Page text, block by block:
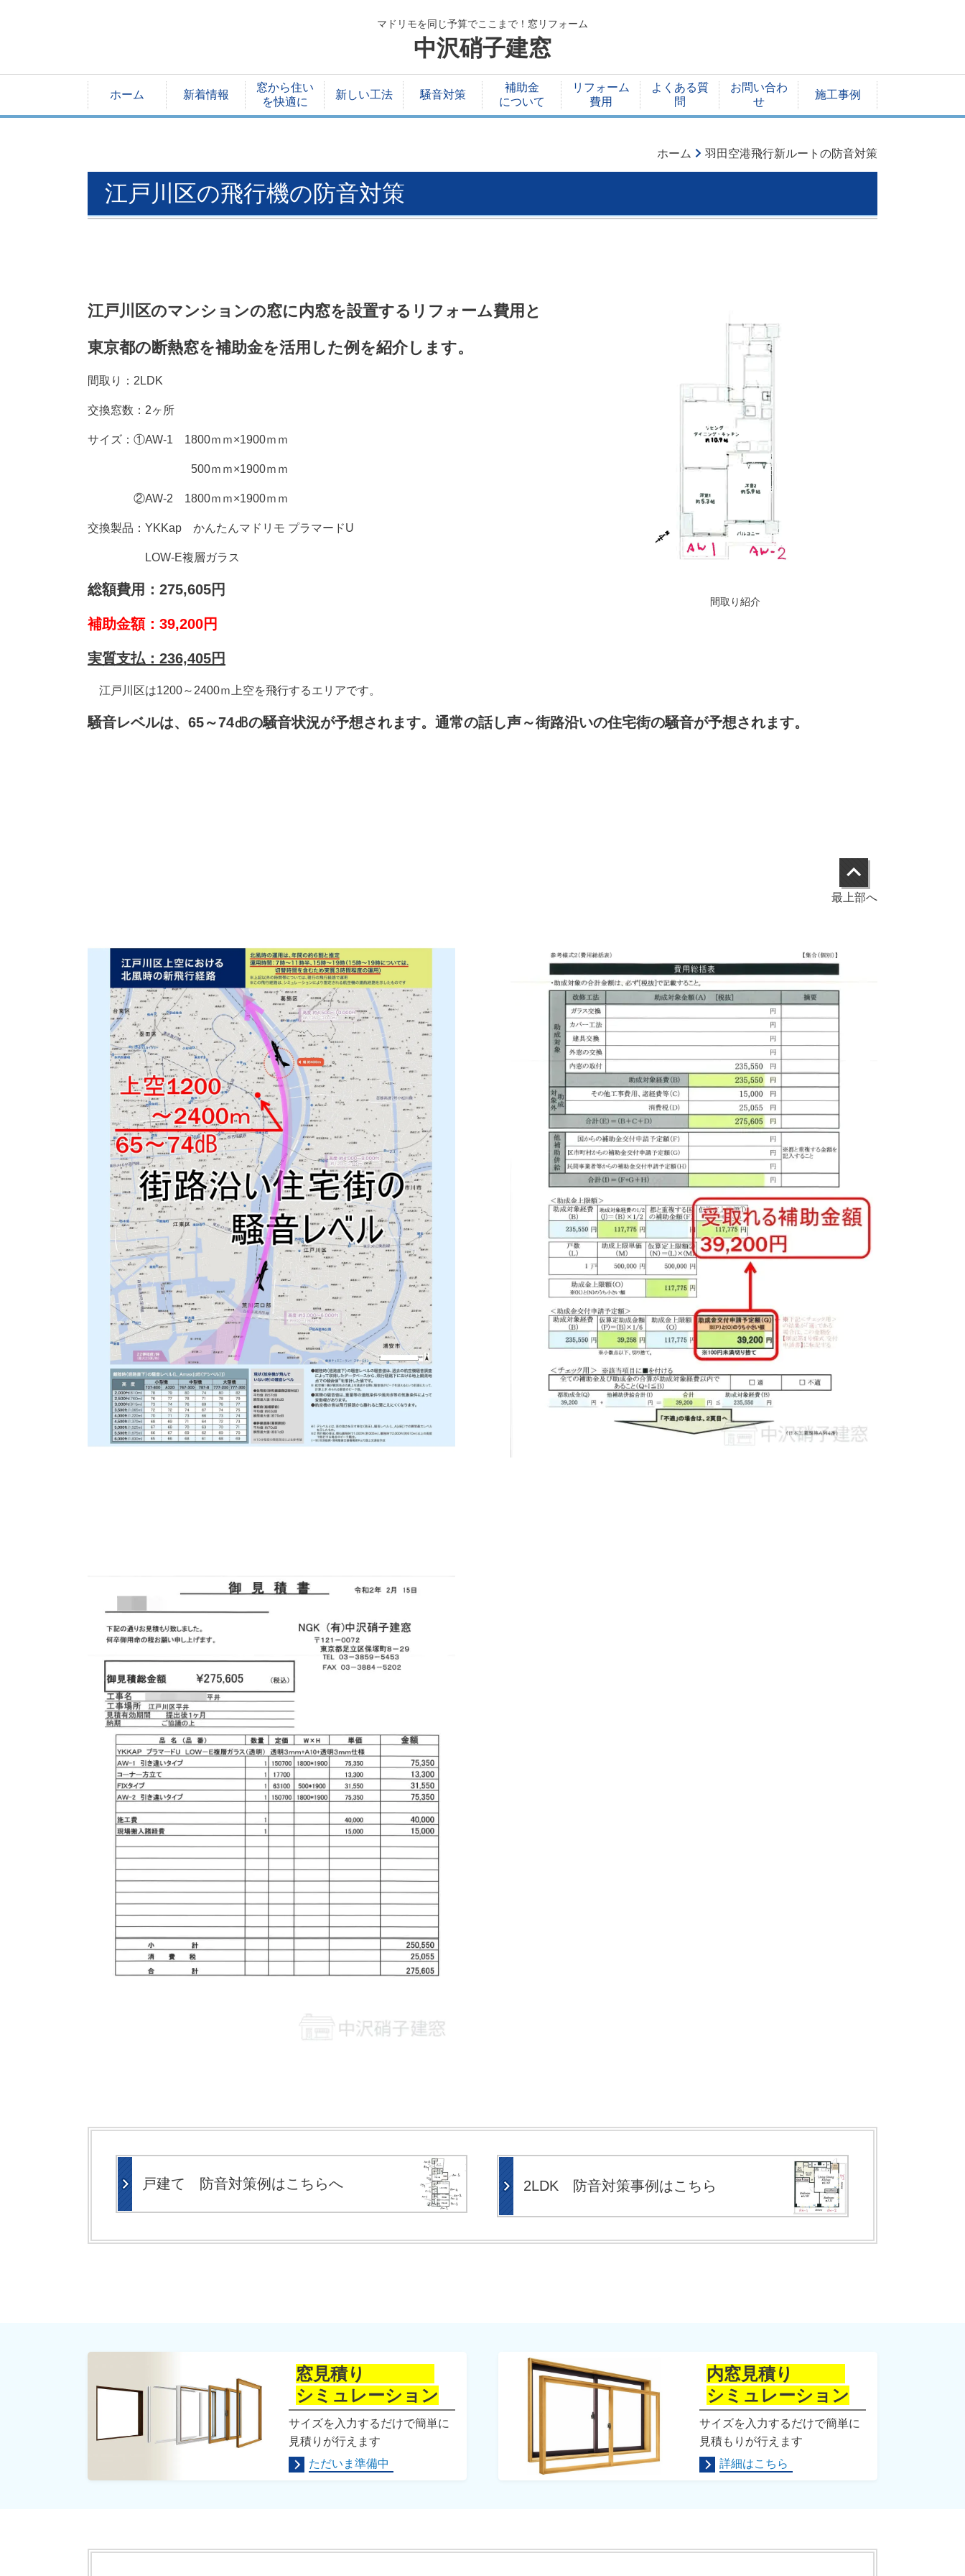
マドリモを同じ予算でここまで！窓リフォーム
中沢硝子建窓
ホーム 新着情報
窓から住い
を快適に
新しい工法 騒音対策
補助金
について
リフォーム
費用
よくある質
問
お問い合わ
せ
施工事例
ホーム 羽田空港飛行新ルートの防音対策
江戸川区の飛行機の防音対策
間取り紹介
江戸川区のマンションの窓に内窓を設置するリフォーム費用と
東京都の断熱窓を補助金を活用した例を紹介します。
間取り：2LDK
交換窓数：2ヶ所
サイズ：①AW-1 1800ｍｍ×1900ｍｍ
500ｍｍ×1900ｍｍ
②AW-2 1800ｍｍ×1900ｍｍ
交換製品：YKKap かんたんマドリモ プラマードU
LOW-E複層ガラス
総額費用：275,605円
補助金額：39,200円
実質支払：236,405円
江戸川区は1200～2400ｍ上空を飛行するエリアです。
騒音レベルは、65～74㏈の騒音状況が予想されます。通常の話し声～街路沿いの住宅街の騒音が予想されます。
最上部へ
戸建て 防音対策例はこちらへ 2LDK 防音対策事例はこちら
窓見積り
シミュレーション
サイズを入力するだけで簡単に
見積りが行えます
ただいま準備中
内窓見積り
シミュレーション
サイズを入力するだけで簡単に
見積もりが行えます
詳細はこちら